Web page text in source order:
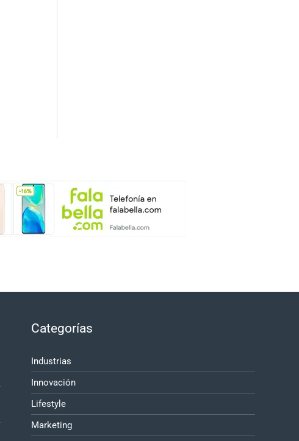
Categorías
Industrias
Innovación
Lifestyle
Marketing